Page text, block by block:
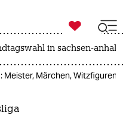

taz zahl ich
in sachsen-anhalt
Meister, Märchen, Witzfiguren